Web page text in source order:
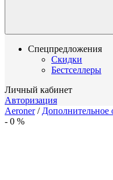
Спецпредложения
Скидки
Бестселлеры
Личный кабинет
Авторизация
Aeroner/ Дополнительное
- 0 %